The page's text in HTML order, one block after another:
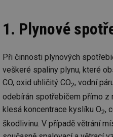
1. Plynové
Při činnosti plynových
veškeré spaliny plynu, které
CO, oxid uhličitý CO2, vodní
odebírán spotřebičem přímo z
klesá koncentrace kyslíku O2,
škodlivinu. V případě větrání